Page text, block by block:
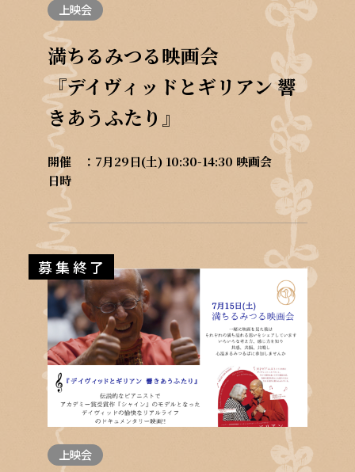
上映会
満ちるみつる映画会
『デイヴィッドとギリアン 響
きあうふたり』
開催
日時
7月29日(土) 10:30-14:30 映画会
募集終了
上映会